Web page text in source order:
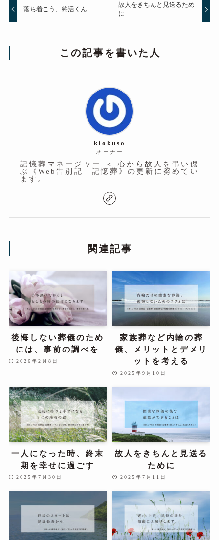
落ち着こう、終活くん
故人をきちんと見送るため
に
この記事を書いた人
kiokuso
オーナー
記憶葬マネージャー ＜ 心から故人を弔い偲
ぶ《Web告別記｜記憶葬》の更新に努めてい
ます。
関連記事
後悔しない葬儀のため
には、事前の調べを
2026年2月8日
家族葬など内輪の葬
儀、メリットとデメリ
ットを考える
2025年9月10日
一人になった時、終末
期を幸せに過ごす
2025年7月30日
故人をきちんと見送る
ために
2025年7月11日